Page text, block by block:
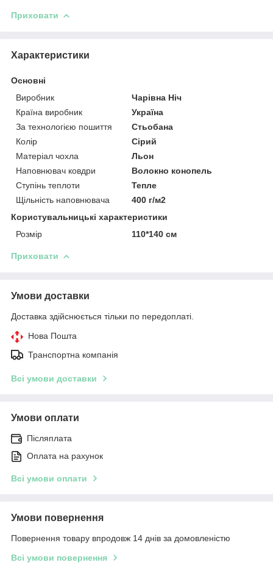
Приховати
Характеристики
Основні
Виробник
Чарівна Ніч
Країна виробник
Україна
За технологією пошиття
Стьобана
Колір
Сірий
Матеріал чохла
Льон
Наповнювач ковдри
Волокно конопель
Ступінь теплоти
Тепле
Щільність наповнювача
400 г/м2
Користувальницькі характеристики
Розмір
110*140 см
Приховати
Умови доставки
Доставка здійснюється тільки по передоплаті.
Нова Пошта
Транспортна компанія
Всі умови доставки
Умови оплати
Післяплата
Оплата на рахунок
Всі умови оплати
Умови повернення
Повернення товару впродовж 14 днів за домовленістю
Всі умови повернення